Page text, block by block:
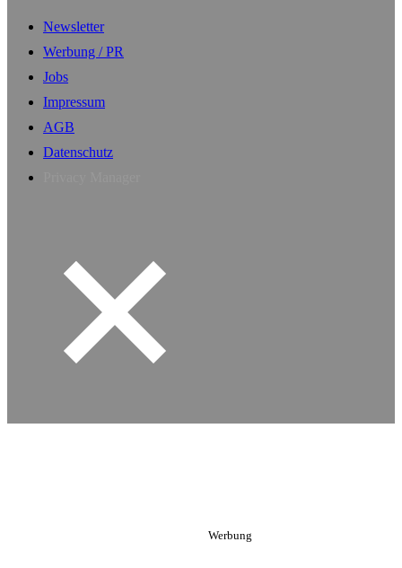
Newsletter
Werbung / PR
Jobs
Impressum
AGB
Datenschutz